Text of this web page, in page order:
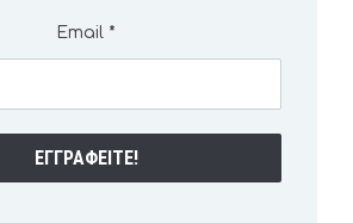
Email *